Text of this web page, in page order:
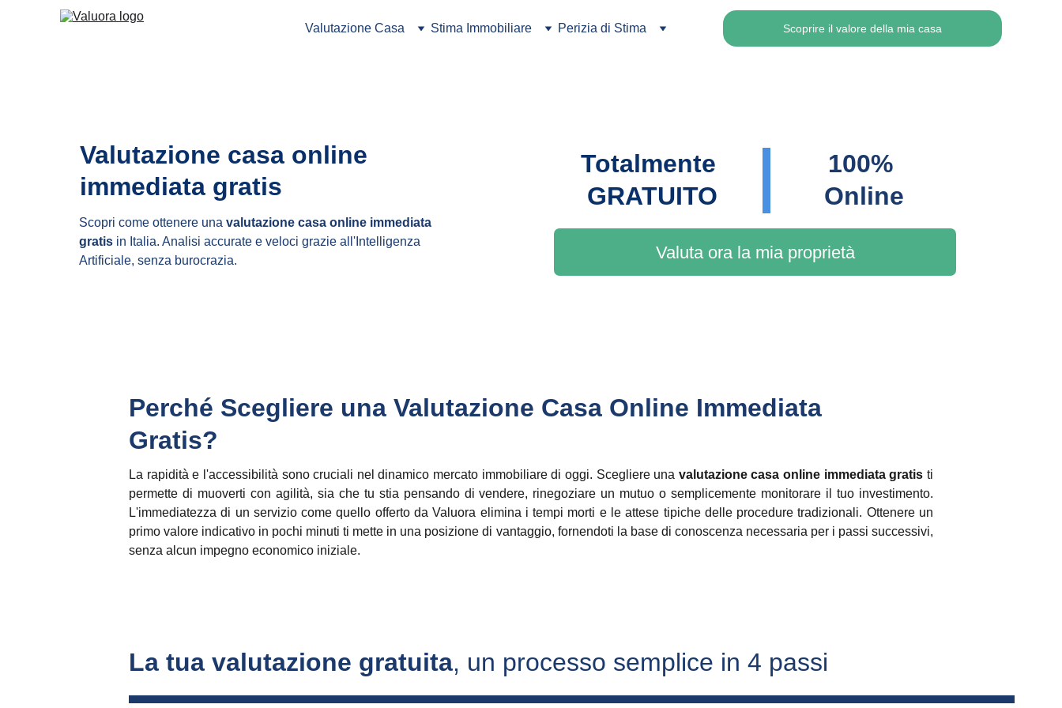
Valutazione Casa Stima Immobiliare Perizia di Stima Scoprire il valore della mia casa
Scopri come ottenere una valutazione casa online immediata
gratis in Italia. Analisi accurate e veloci grazie all'Intelligenza
Artificiale, senza burocrazia.
Valutazione casa online
immediata gratis
Totalmente
GRATUITO
100%
Online
Valuta ora la mia proprietà
Perché Scegliere una Valutazione Casa Online Immediata
Gratis?
La rapidità e l'accessibilità sono cruciali nel dinamico mercato immobiliare di oggi. Scegliere una valutazione casa online immediata gratis ti
permette di muoverti con agilità, sia che tu stia pensando di vendere, rinegoziare un mutuo o semplicemente monitorare il tuo investimento.
L'immediatezza di un servizio come quello offerto da Valuora elimina i tempi morti e le attese tipiche delle procedure tradizionali. Ottenere un
primo valore indicativo in pochi minuti ti mette in una posizione di vantaggio, fornendoti la base di conoscenza necessaria per i passi successivi,
senza alcun impegno economico iniziale.
La tua valutazione gratuita, un processo semplice in 4 passi